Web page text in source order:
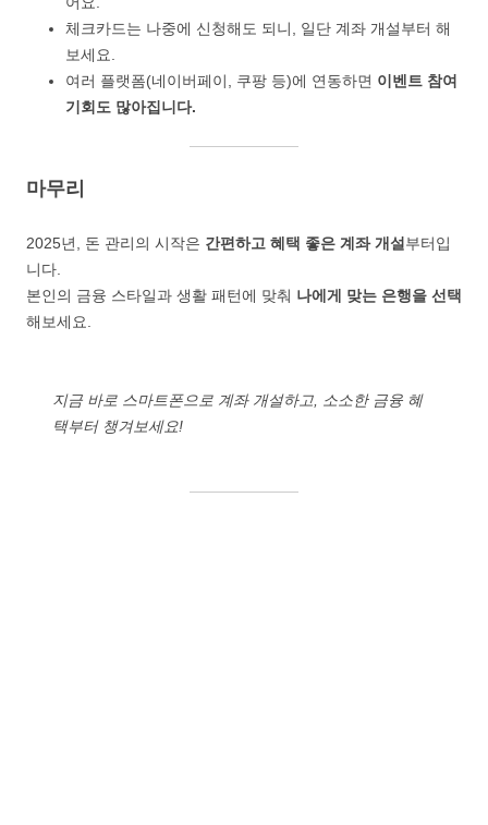
체크카드는 나중에 신청해도 되니, 일단 계좌 개설부터 해
보세요.
여러 플랫폼(네이버페이, 쿠팡 등)에 연동하면 이벤트 참여
기회도 많아집니다.
마무리
2025년, 돈 관리의 시작은 간편하고 혜택 좋은 계좌 개설 부터입
니다.
본인의 금융 스타일과 생활 패턴에 맞춰 나에게 맞는 은행을 선택
해보세요.
지금 바로 스마트폰으로 계좌 개설하고, 소소한 금융 혜
택부터 챙겨보세요!